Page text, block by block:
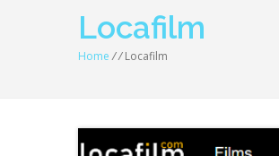
Locafilm
Home // Locafilm